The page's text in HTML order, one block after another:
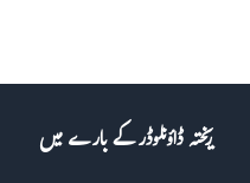
ریختہ ڈاؤنلوڈر کے بارے میں